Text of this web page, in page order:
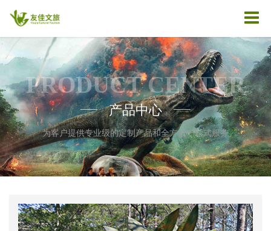
PRODUCT CENTER
—— 产品中心 ——
为客户提供专业级的定制产品和全方位一站式服务